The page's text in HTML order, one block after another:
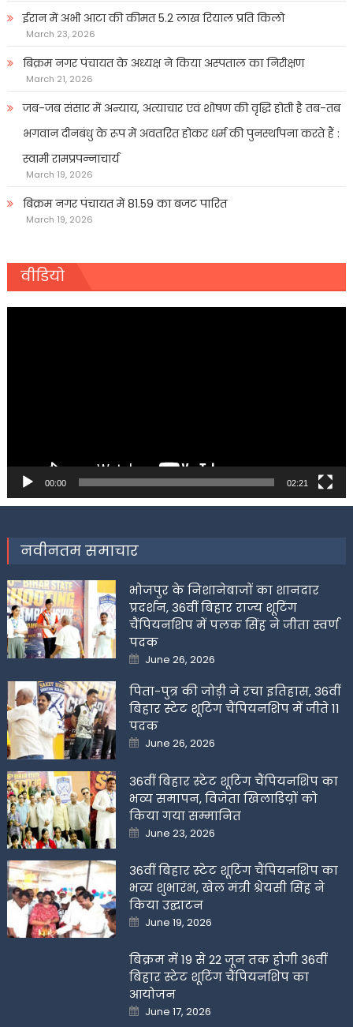
ईरान में अभी आटा की कीमत 5.2 लाख रियाल प्रति किलो
March 23, 2026
बिक्रम नगर पंचायत के अध्यक्ष ने किया अस्पताल का निरीक्षण
March 21, 2026
जब-जब संसार में अन्याय, अत्याचार एवं शोषण की वृद्धि होती है तब-तब
भगवान दीनबंधु के रूप में अवतरित होकर धर्म की पुनर्स्थापना करते हैं :
स्वामी रामप्रपन्नाचार्य
March 19, 2026
बिक्रम नगर पंचायत में 81.59 का बजट पारित
March 19, 2026
वीडियो
00:00 02:21
नवीनतम समाचार
भोजपुर के निशानेबाजों का शानदार
प्रदर्शन, 36वीं बिहार राज्य शूटिंग
चैंपियनशिप में पलक सिंह ने जीता स्वर्ण
पदक
Posted
on
June 26, 2026
पिता-पुत्र की जोड़ी ने रचा इतिहास, 36वीं
बिहार स्टेट शूटिंग चैंपियनशिप में जीते 11
पदक
Posted
on
June 26, 2026
36वीं बिहार स्टेट शूटिंग चैंपियनशिप का
भव्य समापन, विजेता खिलाडिय़ों को
किया गया सम्मानित
Posted
on
June 23, 2026
36वीं बिहार स्टेट शूटिंग चैंपियनशिप का
भव्य शुभारंभ, खेल मंत्री श्रेयसी सिंह ने
किया उद्घाटन
Posted
on
June 19, 2026
बिक्रम में 19 से 22 जून तक होगी 36वीं
बिहार स्टेट शूटिंग चैंपियनशिप का
आयोजन
Posted
on
June 17, 2026